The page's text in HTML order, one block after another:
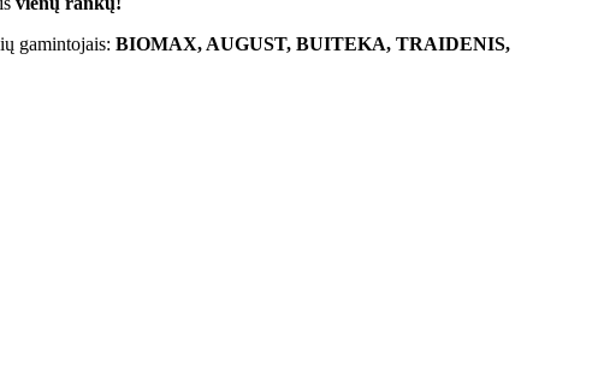
gamintojais: BIOMAX, AUGUST, BUITEKA, TRAIDENIS,